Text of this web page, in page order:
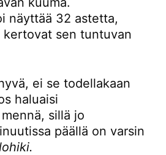
näyttää 32 astetta,
sen tuntuvan
ei se todellakaan
haluaisi
sillä jo
päällä on varsin